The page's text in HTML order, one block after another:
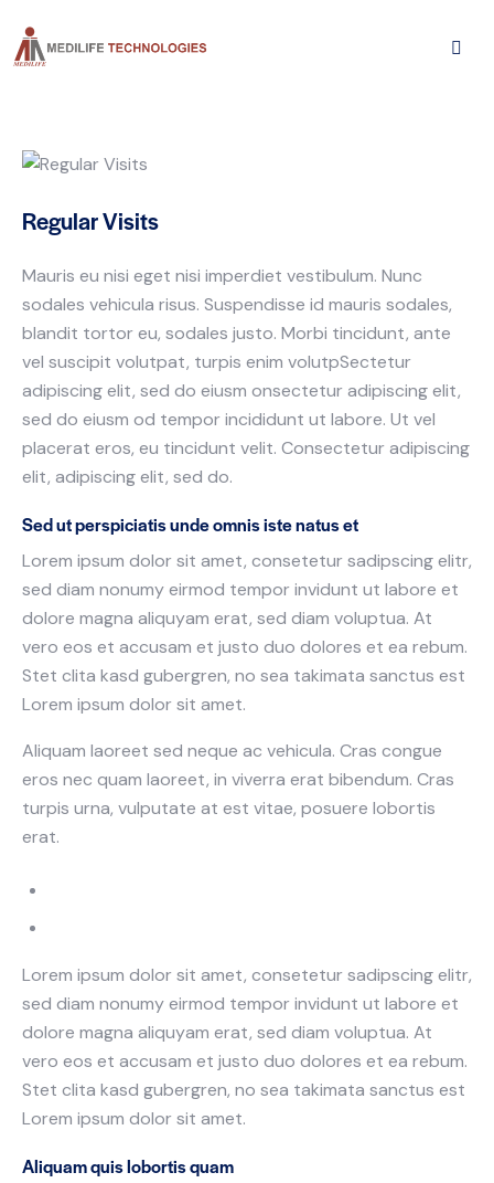
Regular Visits
Mauris eu nisi eget nisi imperdiet vestibulum. Nunc
sodales vehicula risus. Suspendisse id mauris sodales,
blandit tortor eu, sodales justo. Morbi tincidunt, ante
vel suscipit volutpat, turpis enim volutpSectetur
adipiscing elit, sed do eiusm onsectetur adipiscing elit,
sed do eiusm od tempor incididunt ut labore. Ut vel
placerat eros, eu tincidunt velit. Consectetur adipiscing
elit, adipiscing elit, sed do.
Sed ut perspiciatis unde omnis iste natus et
Lorem ipsum dolor sit amet, consetetur sadipscing elitr,
sed diam nonumy eirmod tempor invidunt ut labore et
dolore magna aliquyam erat, sed diam voluptua. At
vero eos et accusam et justo duo dolores et ea rebum.
Stet clita kasd gubergren, no sea takimata sanctus est
Lorem ipsum dolor sit amet.
Aliquam laoreet sed neque ac vehicula. Cras congue
eros nec quam laoreet, in viverra erat bibendum. Cras
turpis urna, vulputate at est vitae, posuere lobortis
erat.
Lorem ipsum dolor sit amet, consetetur sadipscing elitr,
sed diam nonumy eirmod tempor invidunt ut labore et
dolore magna aliquyam erat, sed diam voluptua. At
vero eos et accusam et justo duo dolores et ea rebum.
Stet clita kasd gubergren, no sea takimata sanctus est
Lorem ipsum dolor sit amet.
Aliquam quis lobortis quam